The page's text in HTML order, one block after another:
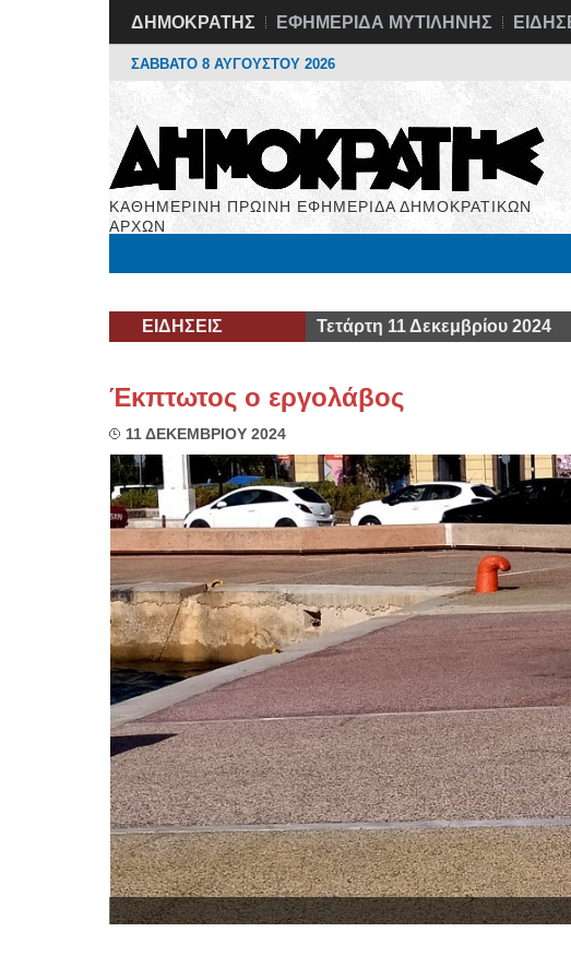
ΔΗΜΟΚΡΑΤΗΣ ΕΦΗΜΕΡΙΔΑ ΜΥΤΙΛΗΝΗΣ
ΣΑΒΒΑΤΟ 8 ΑΥΓΟΥΣΤΟΥ 2026
ΚΑΘΗΜΕΡΙΝΗ ΠΡΩΙΝΗ ΕΦΗΜΕΡΙΔΑ ΔΗΜΟΚΡΑΤΙΚΩΝ
ΑΡΧΩΝ
ΕΙΔΗΣΕΙΣ Τετάρτη 11 Δεκεμβρίου 2024
Έκπτωτος ο εργολάβος
11 ΔΕΚΕΜΒΡΙΟΥ 2024